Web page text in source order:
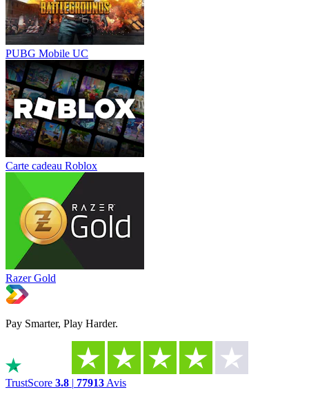
PUBG Mobile UC
Carte cadeau Roblox
Razer Gold
Pay Smarter, Play Harder.
TrustScore 3.8 | 77913 Avis